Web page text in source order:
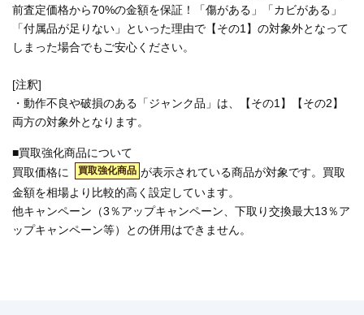
前査定価格から70%の金額を保証！「傷がある」「カビがある」
「付属品が足りない」といった理由で【その1】の対象外となって
しまった場合でもご安心ください。
[注釈]
・動作不良や破損のある「ジャンク品」は、【その1】【その2】
両方の対象外となります。
■買取強化商品について
買取価格に
買取強化商品 が表示されている商品が対象です。買取
金額を相場より比較的高く設定しています。
他キャンペーン（3％アップキャンペーン、下取り交換最大13％ア
ップキャンペーン等）との併用はできません。